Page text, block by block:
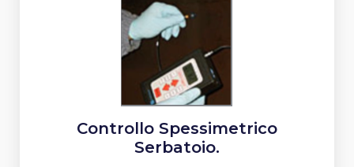
Controllo Spessimetrico
Serbatoio.